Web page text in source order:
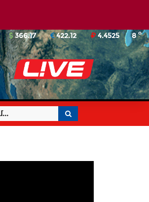
8o
366.17 422.12 4.4525